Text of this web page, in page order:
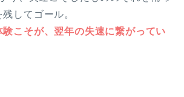
してゴール。
験こそが、翌年の失速に繋がってい